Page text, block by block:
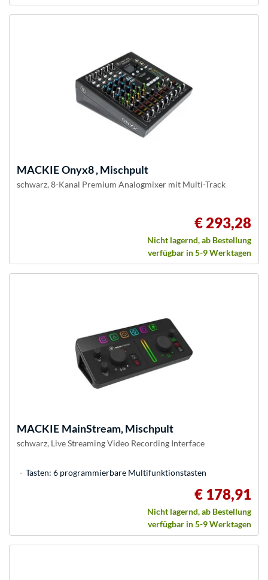
MACKIEOnyx8 , Mischpult
schwarz, 8-Kanal Premium Analogmixer mit Multi-Track
€ 293,28
Nicht lagernd, ab Bestellung
verfügbar in 5-9 Werktagen
MACKIE MainStream, Mischpult
schwarz, Live Streaming Video Recording Interface
Tasten: 6 programmierbare Multifunktionstasten
€ 178,91
Nicht lagernd, ab Bestellung
verfügbar in 5-9 Werktagen